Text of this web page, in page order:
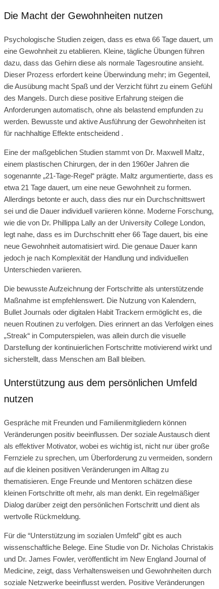
Die Macht der Gewohnheiten nutzen
Psychologische Studien zeigen, dass es etwa 66 Tage dauert, um
eine Gewohnheit zu etablieren. Kleine, tägliche Übungen führen
dazu, dass das Gehirn diese als normale Tagesroutine ansieht.
Dieser Prozess erfordert keine Überwindung mehr; im Gegenteil,
die Ausübung macht Spaß und der Verzicht führt zu einem Gefühl
des Mangels. Durch diese positive Erfahrung steigen die
Anforderungen automatisch, ohne als belastend empfunden zu
werden. Bewusste und aktive Ausführung der Gewohnheiten ist
für nachhaltige Effekte entscheidend .
Eine der maßgeblichen Studien stammt von Dr. Maxwell Maltz,
einem plastischen Chirurgen, der in den 1960er Jahren die
sogenannte „21-Tage-Regel“ prägte. Maltz argumentierte, dass es
etwa 21 Tage dauert, um eine neue Gewohnheit zu formen.
Allerdings betonte er auch, dass dies nur ein Durchschnittswert
sei und die Dauer individuell variieren könne. Moderne Forschung,
wie die von Dr. Phillippa Lally an der University College London,
legt nahe, dass es im Durchschnitt eher 66 Tage dauert, bis eine
neue Gewohnheit automatisiert wird. Die genaue Dauer kann
jedoch je nach Komplexität der Handlung und individuellen
Unterschieden variieren.
Die bewusste Aufzeichnung der Fortschritte als unterstützende
Maßnahme ist empfehlenswert. Die Nutzung von Kalendern,
Bullet Journals oder digitalen Habit Trackern ermöglicht es, die
neuen Routinen zu verfolgen. Dies erinnert an das Verfolgen eines
„Streak“ in Computerspielen, was allein durch die visuelle
Darstellung der kontinuierlichen Fortschritte motivierend wirkt und
sicherstellt, dass Menschen am Ball bleiben.
Unterstützung aus dem persönlichen Umfeld
nutzen
Gespräche mit Freunden und Familienmitgliedern können
Veränderungen positiv beeinflussen. Der soziale Austausch dient
als effektiver Motivator, wobei es wichtig ist, nicht nur über große
Fernziele zu sprechen, um Überforderung zu vermeiden, sondern
auf die kleinen positiven Veränderungen im Alltag zu
thematisieren. Enge Freunde und Mentoren schätzen diese
kleinen Fortschritte oft mehr, als man denkt. Ein regelmäßiger
Dialog darüber zeigt den persönlichen Fortschritt und dient als
wertvolle Rückmeldung.
Für die “Unterstützung im sozialen Umfeld” gibt es auch
wissenschaftliche Belege. Eine Studie von Dr. Nicholas Christakis
und Dr. James Fowler, veröffentlicht im New England Journal of
Medicine, zeigt, dass Verhaltensweisen und Gewohnheiten durch
soziale Netzwerke beeinflusst werden. Positive Veränderungen